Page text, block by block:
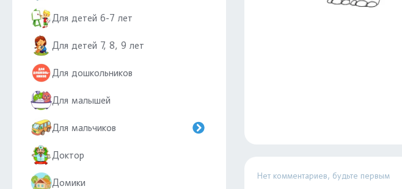
Для детей 6-7 лет
Для детей 7, 8, 9 лет
Для дошкольников
Для малышей
Для мальчиков
Доктор
Домики
Нет комментариев, будьте первым